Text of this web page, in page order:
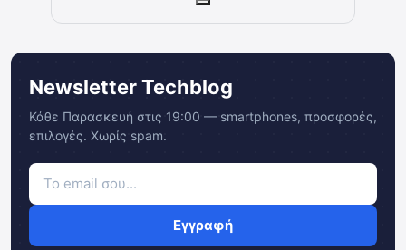
Newsletter Techblog
Κάθε Παρασκευή στις 19:00 — smartphones, προσφορές,
επιλογές. Χωρίς spam.
Εγγραφή